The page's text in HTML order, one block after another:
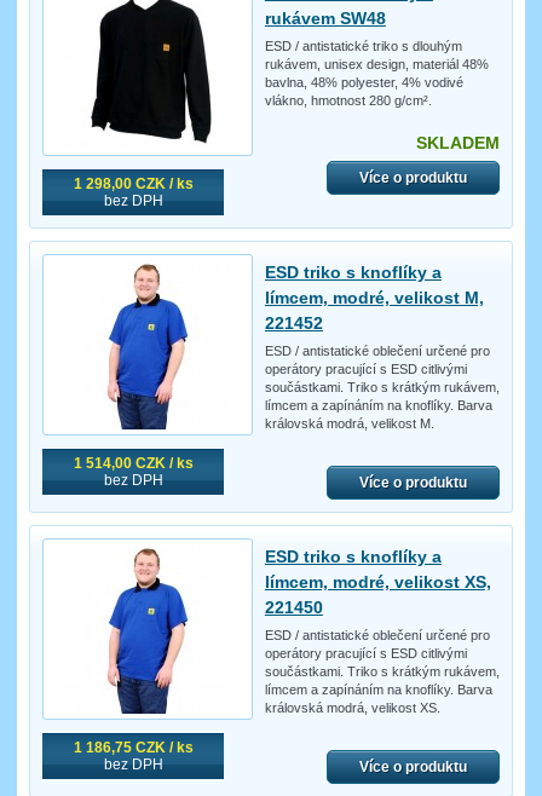
1 298,00 CZK / ks
bez DPH
rukávem SW48
ESD / antistatické triko s dlouhým
rukávem, unisex design, materiál 48%
bavlna, 48% polyester, 4% vodivé
vlákno, hmotnost 280 g/cm².
SKLADEM
Více o produktu
1 514,00 CZK / ks
bez DPH
ESD triko s knoflíky a
límcem, modré, velikost M,
221452
ESD / antistatické oblečení určené pro
operátory pracující s ESD citlivými
součástkami. Triko s krátkým rukávem,
límcem a zapínáním na knoflíky. Barva
královská modrá, velikost M.
Více o produktu
1 186,75 CZK / ks
bez DPH
ESD triko s knoflíky a
límcem, modré, velikost XS,
221450
ESD / antistatické oblečení určené pro
operátory pracující s ESD citlivými
součástkami. Triko s krátkým rukávem,
límcem a zapínáním na knoflíky. Barva
královská modrá, velikost XS.
Více o produktu